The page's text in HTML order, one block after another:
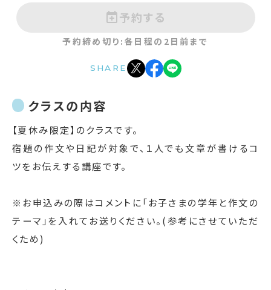
予約する
予約締め切り:各日程の2日前まで
SHARE
クラスの内容
【夏休み限定】のクラスです。
宿題の作文や日記が対象で、１人でも文章が書けるコ
ツをお伝えする講座です。
※お申込みの際はコメントに「お子さまの学年と作文の
テーマ」を入れてお送りください。(参考にさせていただ
くため)